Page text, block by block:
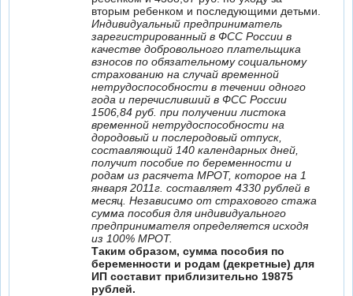
вторым ребенком и последующими детьми.
Индивидуальный предприниматель
зарегистрированный в ФСС России в
качестве добровольного плательщика
взносов по обязательному социальному
страхованию на случай временной
нетрудоспособности в течении одного
года и перечисливший в ФСС России
1506,84 руб. при получении листока
временной нетрудоспособности на
дородовый и послеродовый отпуск,
составляющий 140 календарных дней,
получит пособие по беременности и
родам из расячета МРОТ, которое на 1
января 2011г. составляет 4330 рублей в
месяц. Независимо от страхового стажа
сумма пособия для индивидуального
предпринимателя определяется исходя
из 100% МРОТ.
Таким образом, сумма пособия по
беременности и родам (декретные) для
ИП составит приблизительно 19875
рублей.